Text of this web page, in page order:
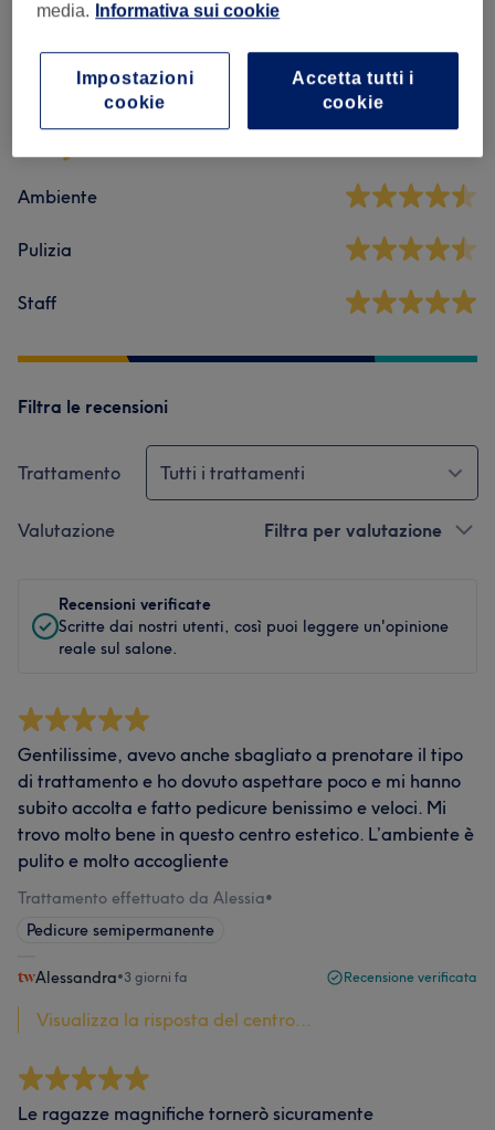
Recensioni salone
4,8
Ambiente
Pulizia
Staff
Filtra le recensioni
Trattamento Tutti i trattamenti
Valutazione Filtra per valutazione
Recensioni verificate
Scritte dai nostri utenti, così puoi leggere un'opinione
reale sul salone.
Gentilissime, avevo anche sbagliato a prenotare il tipo
di trattamento e ho dovuto aspettare poco e mi hanno
subito accolta e fatto pedicure benissimo e veloci. Mi
trovo molto bene in questo centro estetico. L’ambiente è
pulito e molto accogliente
Trattamento effettuato da Alessia•
Pedicure semipermanente
Alessandra•3 giorni fa Recensione verificata
Visualizza la risposta del centro...
Le ragazze magnifiche tornerò sicuramente
media.
Informativa sui cookie
Accetta tutti i
cookie
Impostazioni
cookie